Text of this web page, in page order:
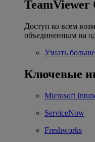
TeamViewer
Доступ ко всем
объединенным на
Узнать больше
Ключевые
Microsoft
ServiceNow
Freshworks